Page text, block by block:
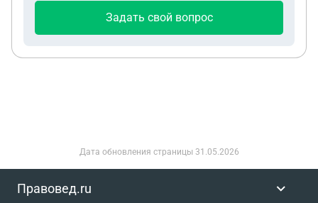
воинское звание лейтенант, в мвд звание говорят
Задать свой вопрос
Дата обновления страницы 31.05.2026
Правовед.ru